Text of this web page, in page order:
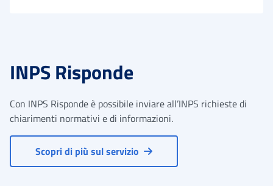
INPS Risponde
Con INPS Risponde è possibile inviare all’INPS richieste di
chiarimenti normativi e di informazioni.
Scopri di più sul servizio